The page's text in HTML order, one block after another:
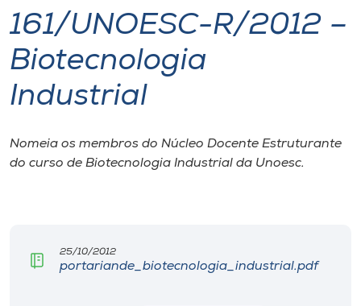
I.nova
Diplomados
Editora
161/UNOESC-R/2012 –
Biotecnologia
Industrial
Nomeia os membros do Núcleo Docente Estruturante
do curso de Biotecnologia Industrial da Unoesc.
25/10/2012
portariande_biotecnologia_industrial.pdf